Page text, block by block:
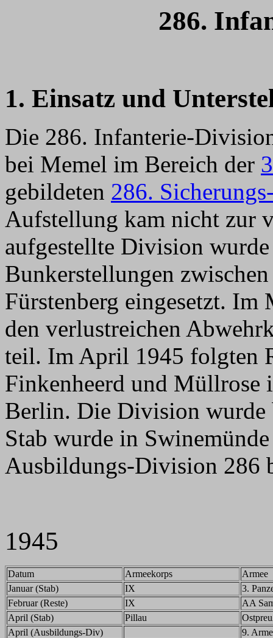
286.
1. Einsatz und
Die 286. Infanterie-
bei Memel im Bereich der
gebildeten 286.
Aufstellung kam nicht zur
aufgestellte Division
Bunkerstellungen
Fürstenberg eingesetzt.
den verlustreichen
teil. Im April 1945 folgten
Finkenheerd und Müllrose
Berlin. Die Division wurde
Stab wurde in
Ausbildungs-Division 286
1945
Datum Armeekorps
Armee
Januar (Stab)
IX
3.
Februar (Reste)
IX
AA
April (Stab)
Pillau
April (Ausbildungs-Div)
9.